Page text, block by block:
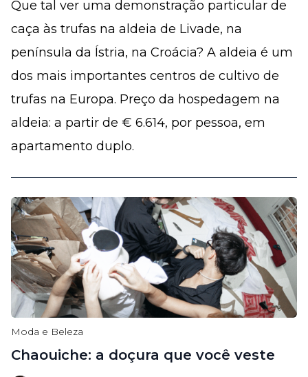
Que tal ver uma demonstração particular de
caça às trufas na aldeia de Livade, na
península da Ístria, na Croácia? A aldeia é um
dos mais importantes centros de cultivo de
trufas na Europa. Preço da hospedagem na
aldeia: a partir de € 6.614, por pessoa, em
apartamento duplo.
Moda e Beleza
Chaouiche: a doçura que você veste